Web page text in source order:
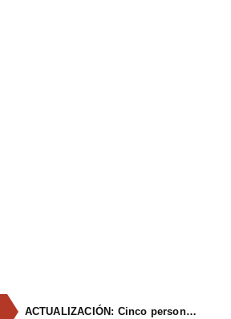
ACTUALIZACIÓN: Cinco personas resultan heridas leves tras un accidente en una atracción ferial en Lieres